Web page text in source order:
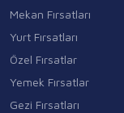
Mekan Fırsatları
Yurt Fırsatları
Özel Fırsatlar
Yemek Fırsatlar
Gezi Fırsatları